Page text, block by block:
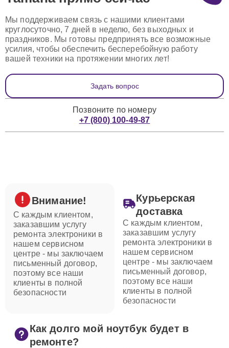
Мы поддерживаем связь с нашими клиентами
круглосуточно, 7 дней в неделю, без выходных и
праздников. Мы готовы предпринять все возможные
усилия, чтобы обеспечить бесперебойную работу
вашей техники на протяжении многих лет!
Задать вопрос
Позвоните по номеру
+7 (800) 100-49-87
Внимание!
С каждым клиентом,
заказавшим услугу
ремонта электроники в
нашем сервисном
центре - мы заключаем
письменный договор,
поэтому все наши
клиенты в полной
безопасности
Курьерская
доставка
С каждым клиентом,
заказавшим услугу
ремонта электроники в
нашем сервисном
центре - мы заключаем
письменный договор,
поэтому все наши
клиенты в полной
безопасности
Как долго мой ноутбук будет в
ремонте?